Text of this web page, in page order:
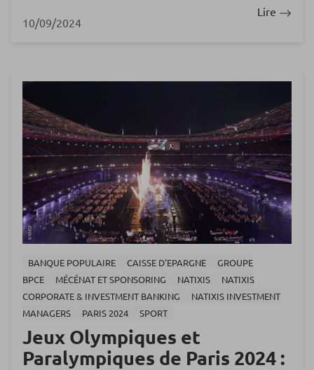
10/09/2024
Lire
BANQUE POPULAIRE CAISSE D'EPARGNE
GROUPE
BPCE
MÉCÉNAT ET SPONSORING NATIXIS
NATIXIS
CORPORATE & INVESTMENT BANKING
NATIXIS INVESTMENT
MANAGERS
PARIS 2024 SPORT
Jeux Olympiques et
Paralympiques de Paris 2024 :